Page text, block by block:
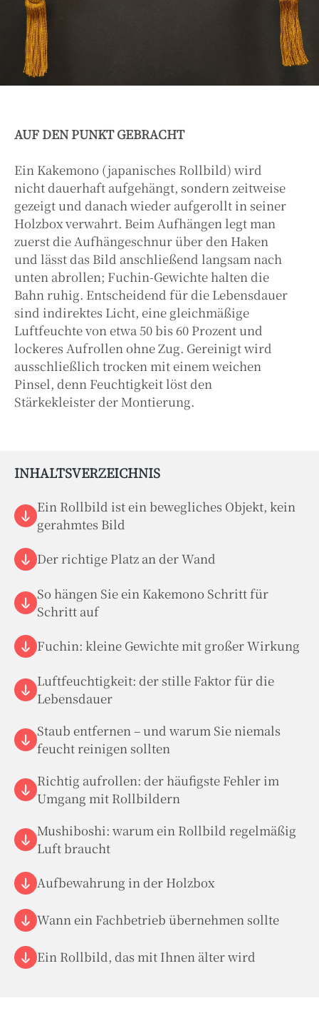
AUF DEN PUNKT GEBRACHT
Ein Kakemono (japanisches Rollbild) wird
nicht dauerhaft aufgehängt, sondern zeitweise
gezeigt und danach wieder aufgerollt in seiner
Holzbox verwahrt. Beim Aufhängen legt man
zuerst die Aufhängeschnur über den Haken
und lässt das Bild anschließend langsam nach
unten abrollen; Fuchin-Gewichte halten die
Bahn ruhig. Entscheidend für die Lebensdauer
sind indirektes Licht, eine gleichmäßige
Luftfeuchte von etwa 50 bis 60 Prozent und
lockeres Aufrollen ohne Zug. Gereinigt wird
ausschließlich trocken mit einem weichen
Pinsel, denn Feuchtigkeit löst den
Stärkekleister der Montierung.
INHALTSVERZEICHNIS
Ein Rollbild ist ein bewegliches Objekt, kein
gerahmtes Bild
Der richtige Platz an der Wand
So hängen Sie ein Kakemono Schritt für
Schritt auf
Fuchin: kleine Gewichte mit großer Wirkung
Luftfeuchtigkeit: der stille Faktor für die
Lebensdauer
Staub entfernen – und warum Sie niemals
feucht reinigen sollten
Richtig aufrollen: der häufigste Fehler im
Umgang mit Rollbildern
Mushiboshi: warum ein Rollbild regelmäßig
Luft braucht
Aufbewahrung in der Holzbox
Wann ein Fachbetrieb übernehmen sollte
Ein Rollbild, das mit Ihnen älter wird